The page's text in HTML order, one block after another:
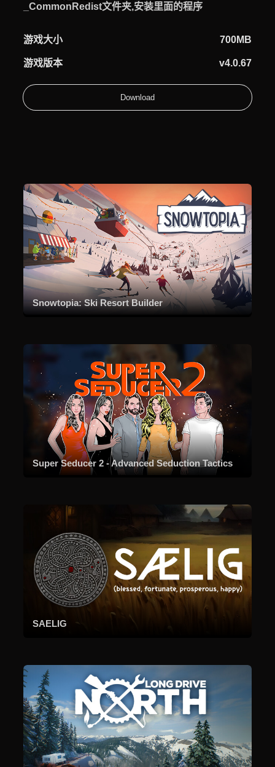
_CommonRedist文件夹,安装里面的程序
游戏大小 700MB
游戏版本 v4.0.67
Download
Snowtopia: Ski Resort Builder
Super Seducer 2 - Advanced Seduction Tactics
SAELIG